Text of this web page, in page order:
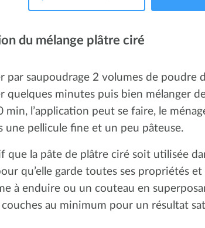
du mélange plâtre ciré
par saupoudrage 2 volumes de poudre
quelques minutes puis bien mélanger
min, l’application peut se faire, le
une pellicule fine et un peu pâteuse.
que la pâte de plâtre ciré soit utilisée
qu’elle garde toutes ses propriétés
à enduire ou un couteau en
au minimum pour un résultat